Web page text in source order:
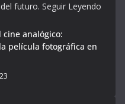
futuro. Seguir Leyendo
cine analógico:
película fotográfica en